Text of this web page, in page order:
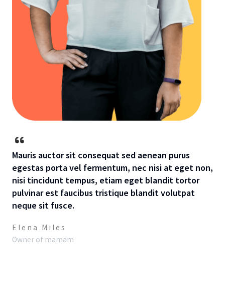
Mauris auctor sit consequat sed aenean purus
egestas porta vel fermentum, nec nisi at eget non,
nisi tincidunt tempus, etiam eget blandit tortor
pulvinar est faucibus tristique blandit volutpat
neque sit fusce.
Elena Miles
Owner of mamam